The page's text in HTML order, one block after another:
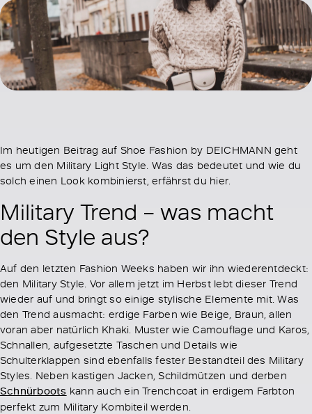
Im heutigen Beitrag auf Shoe Fashion by DEICHMANN geht
es um den Military Light Style. Was das bedeutet und wie du
solch einen Look kombinierst, erfährst du hier.
Military Trend – was macht
den Style aus?
Auf den letzten Fashion Weeks haben wir ihn wiederentdeckt:
den Military Style. Vor allem jetzt im Herbst lebt dieser Trend
wieder auf und bringt so einige stylische Elemente mit. Was
den Trend ausmacht: erdige Farben wie Beige, Braun, allen
voran aber natürlich Khaki. Muster wie Camouflage und Karos,
Schnallen, aufgesetzte Taschen und Details wie
Schulterklappen sind ebenfalls fester Bestandteil des Military
Styles. Neben kastigen Jacken, Schildmützen und derben
Schnürboots kann auch ein Trenchcoat in erdigem Farbton
perfekt zum Military Kombiteil werden.